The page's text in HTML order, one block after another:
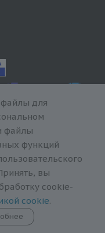
файлы для
файлы
функций
вы
cookie-
cookie.